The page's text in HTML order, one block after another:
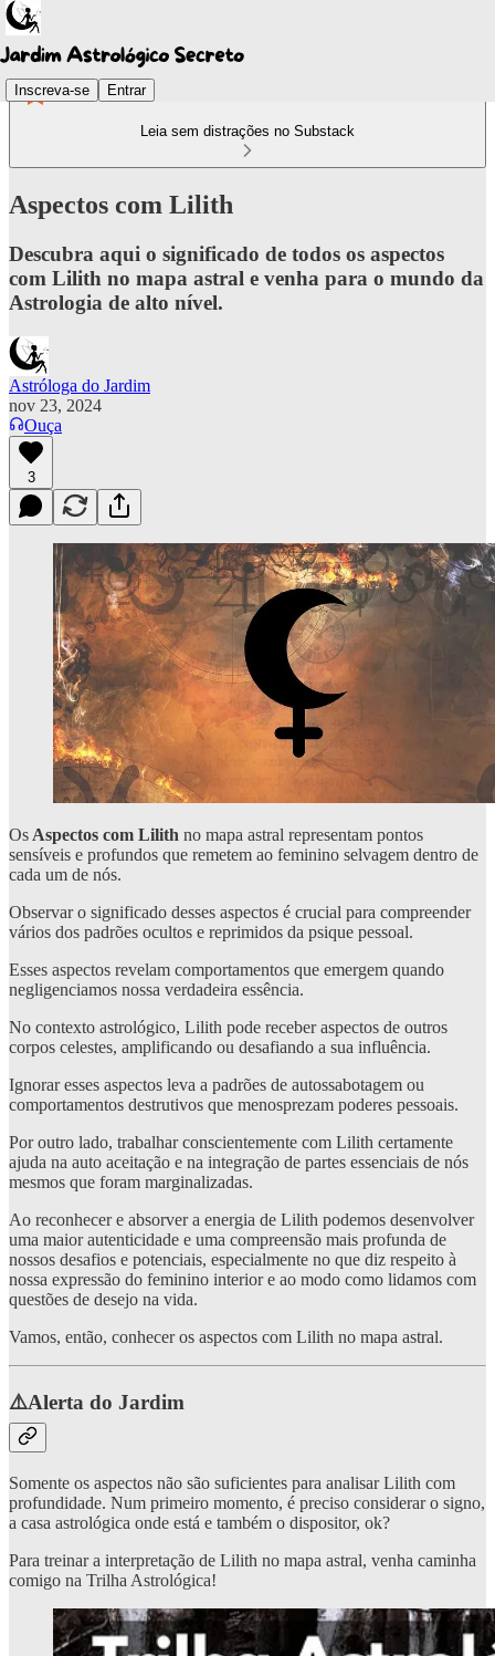
Inscreva-se Entrar
Leia sem distrações no Substack
Aspectos com Lilith
Descubra aqui o significado de todos os aspectos
com Lilith no mapa astral e venha para o mundo da
Astrologia de alto nível.
Astróloga do Jardim
nov 23, 2024
Ouça
3
Os Aspectos com Lilith no mapa astral representam pontos
sensíveis e profundos que remetem ao feminino selvagem dentro de
cada um de nós.
Observar o significado desses aspectos é crucial para compreender
vários dos padrões ocultos e reprimidos da psique pessoal.
Esses aspectos revelam comportamentos que emergem quando
negligenciamos nossa verdadeira essência.
No contexto astrológico, Lilith pode receber aspectos de outros
corpos celestes, amplificando ou desafiando a sua influência.
Ignorar esses aspectos leva a padrões de autossabotagem ou
comportamentos destrutivos que menosprezam poderes pessoais.
Por outro lado, trabalhar conscientemente com Lilith certamente
ajuda na auto aceitação e na integração de partes essenciais de nós
mesmos que foram marginalizadas.
Ao reconhecer e absorver a energia de Lilith podemos desenvolver
uma maior autenticidade e uma compreensão mais profunda de
nossos desafios e potenciais, especialmente no que diz respeito à
nossa expressão do feminino interior e ao modo como lidamos com
questões de desejo na vida.
Vamos, então, conhecer os aspectos com Lilith no mapa astral.
⚠️Alerta do Jardim
Somente os aspectos não são suficientes para analisar Lilith com
profundidade. Num primeiro momento, é preciso considerar o signo,
a casa astrológica onde está e também o dispositor, ok?
Para treinar a interpretação de Lilith no mapa astral, venha caminha
comigo na Trilha Astrológica!